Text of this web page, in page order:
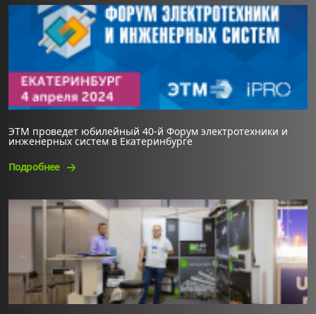
ЭТМ проведет юбилейный 40-й Форум электротехники и
инженерных систем в Екатеринбурге
Подробнее